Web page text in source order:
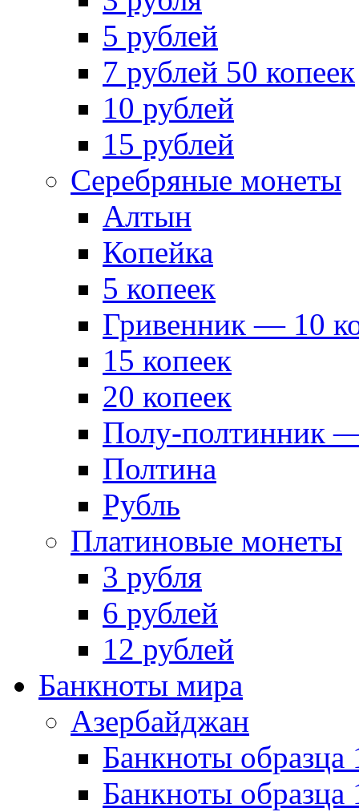
5 рублей
7 рублей 50 копеек
10 рублей
15 рублей
Серебряные монеты
Алтын
Копейка
5 копеек
Гривенник — 10
15 копеек
20 копеек
Полу-полтинник
Полтина
Рубль
Платиновые монеты
3 рубля
6 рублей
12 рублей
Банкноты мира
Азербайджан
Банкноты образца
Банкноты образца